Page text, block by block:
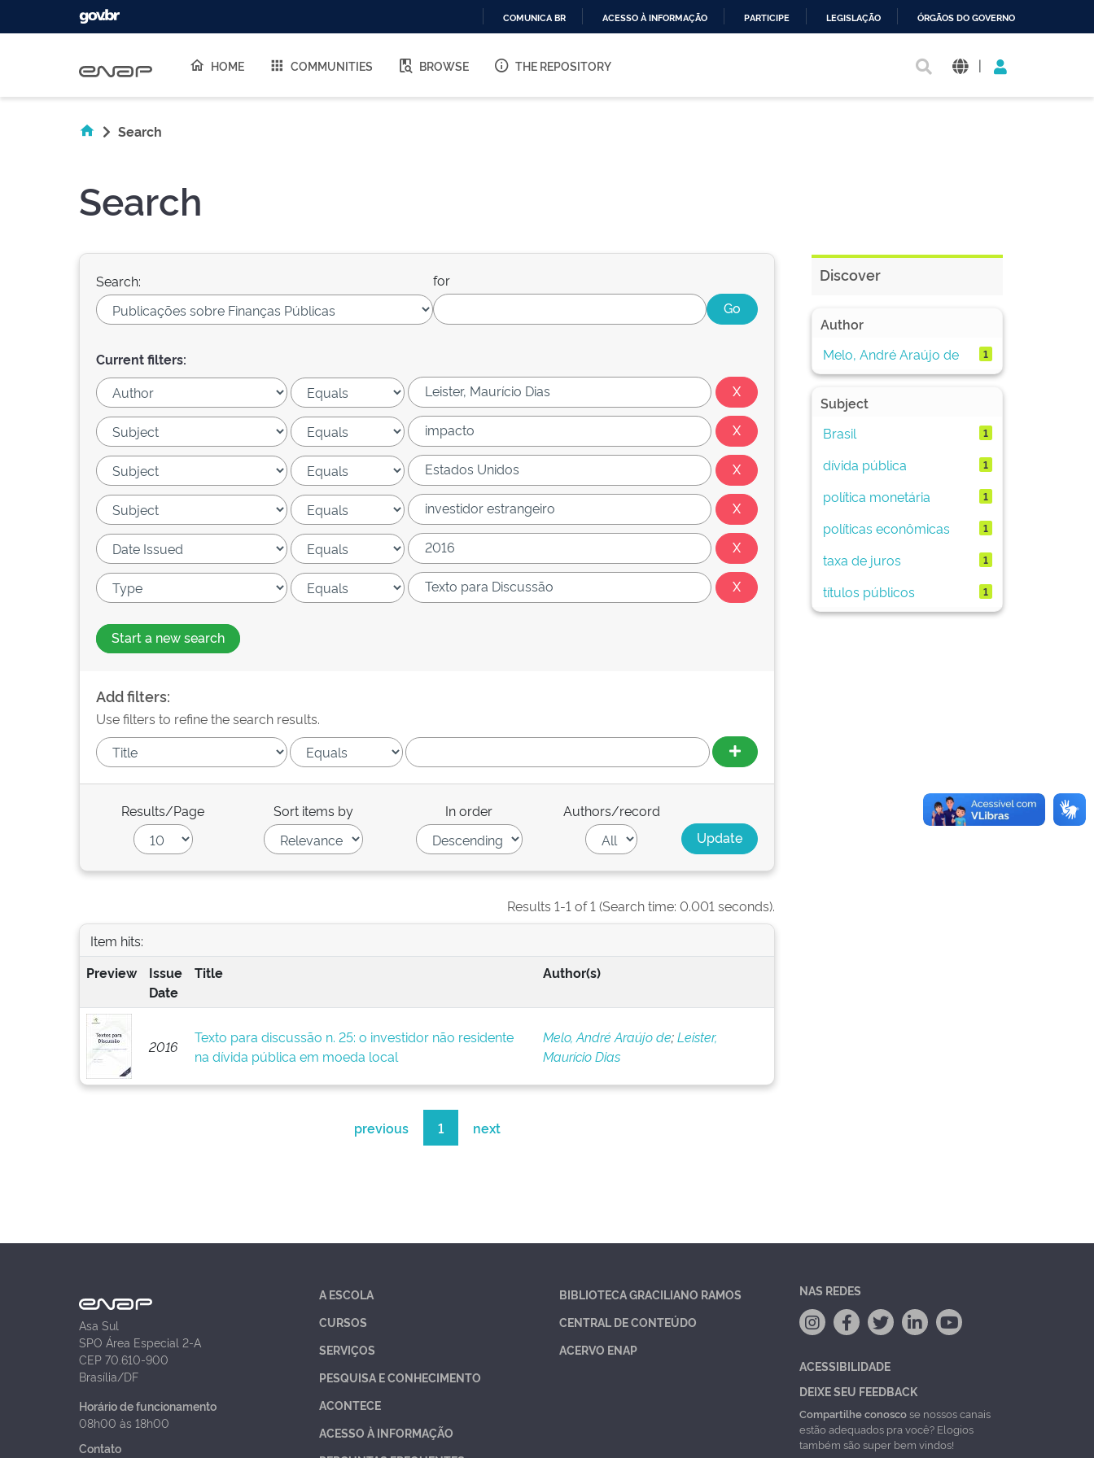
O
COMUNICA BR ACESSO À INFORMAÇÃO PARTICIPE LEGISLAÇÃO ÓRGÃOS DO GOVERNO
HOME COMMUNITIES BROWSE THE REPOSITORY |
Search
Search
Search: for
Current filters:
Start a new search
Add filters:
Use filters to refine the search results.
Results/Page Sort items by In order Authors/record
Results 1-1 of 1 (Search time: 0.001 seconds).
Item hits:
Preview
Issue
Date
Title Author(s)
2016
Texto para discussão n. 25: o investidor não residente
na dívida pública em moeda local
Melo, André Araújo de;Leister,
Maurício Dias
previous 1 next
Discover
Author
Melo, André Araújo de
1
Subject
Brasil
1
dívida pública 1
política monetária 1
políticas econômicas 1
taxa de juros 1
títulos públicos 1
Asa Sul
SPO Área Especial 2-A
CEP 70.610-900
Brasília/DF
Horário de funcionamento
08h00 às 18h00
Contato
A ESCOLA
CURSOS
SERVIÇOS
PESQUISA E CONHECIMENTO
ACONTECE
ACESSO À INFORMAÇÃO
BIBLIOTECA GRACILIANO RAMOS
CENTRAL DE CONTEÚDO
ACERVO ENAP
NAS REDES
ACESSIBILIDADE
DEIXE SEU FEEDBACK
Compartilhe conoscose nossos canais
estão adequados pra você? Elogios
também são super bem vindos!